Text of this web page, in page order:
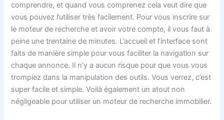
comprendre, et quand vous comprenez cela veut dire que
vous pouvez l’utiliser très facilement. Pour vous inscrire sur
le moteur de recherche et avoir votre compte, il vous faut à
peine une trentaine de minutes. L’accueil et l’interface sont
faits de manière simple pour vous faciliter la navigation sur
chaque annonce. Il n’y a aucun risque pour que vous vous
trompiez dans la manipulation des outils. Vous verrez, c’est
super facile et simple. Voilà également un atout non
négligeable pour utiliser un moteur de recherche immobilier.